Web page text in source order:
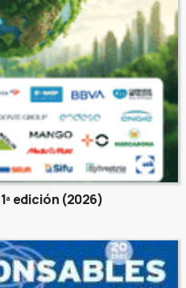
edición (2026)